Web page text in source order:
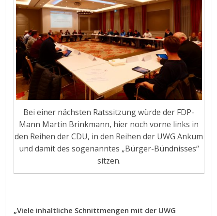
Bei einer nächsten Ratssitzung würde der FDP-
Mann Martin Brinkmann, hier noch vorne links in
den Reihen der CDU, in den Reihen der UWG Ankum
und damit des sogenanntes „Bürger-Bündnisses“
sitzen.
„Viele inhaltliche Schnittmengen mit der UWG